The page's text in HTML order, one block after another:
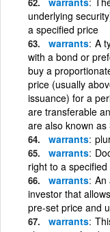
underlying
a specified price
warrants A
with a bond or
buy a
price (usually
issuance) for a
are transferable
are also known
warrants
warrants
right to a
warrants An
investor that
pre-set price and
warrants